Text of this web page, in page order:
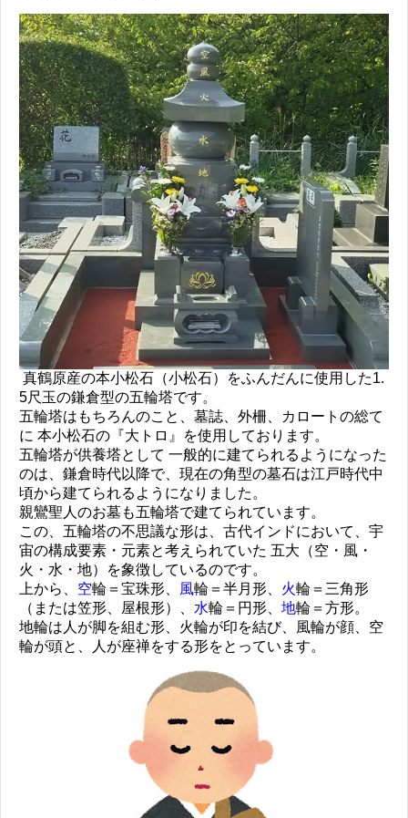
真鶴原産の本小松石（小松石）をふんだんに使用した1.
5尺玉の鎌倉型の五輪塔です。
五輪塔はもちろんのこと、墓誌、外柵、カロートの総て
に 本小松石の『大トロ』を使用しております。
五輪塔が供養塔として 一般的に建てられるようになった
のは、鎌倉時代以降で、現在の角型の墓石は江戸時代中
頃から建てられるようになりました。
親鸞聖人のお墓も五輪塔で建てられています。
この、五輪塔の不思議な形は、古代インドにおいて、宇
宙の構成要素・元素と考えられていた 五大（空・風・
火・水・地）を象徴しているのです。
上から、 空輪＝宝珠形、 風輪＝半月形、 火輪＝三角形
（または笠形、屋根形）、 水輪＝円形、 地輪＝方形。
地輪は人が脚を組む形、火輪が印を結び、風輪が顔、空
輪が頭と、人が座禅をする形をとっています。